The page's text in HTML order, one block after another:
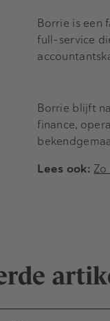
Borrie is een
full-service
Borrie blijft
finance,
Lees ook: